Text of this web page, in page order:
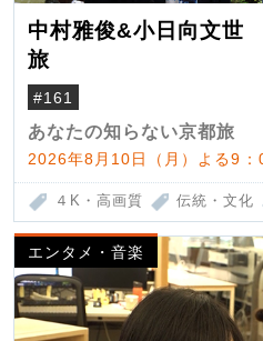
中村雅俊&小日向文世
旅
#161
あなたの知らない京都旅
2026年8月10日（月）よる9
４K・高画質 伝統・文化
エンタメ・音楽